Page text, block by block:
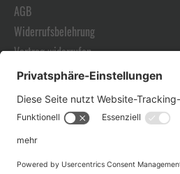
AGB
Widerrufsbelehrung
Vertrag widerrufen